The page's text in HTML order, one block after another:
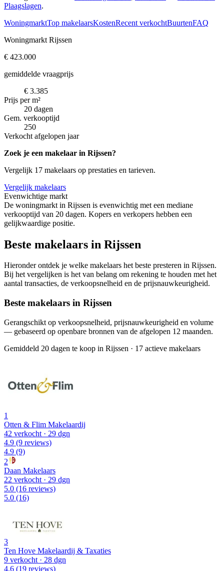
Plaagslagen.
WoningmarktTop makelaarsKostenRecent verkochtBuurtenFAQ
Woningmarkt Rijssen
€ 423.000
gemiddelde vraagprijs
€ 3.385
Prijs per m²
20 dagen
Gem. verkooptijd
250
Verkocht afgelopen jaar
Zoek je een makelaar in Rijssen?
Vergelijk 17 makelaars op prestaties en tarieven.
Vergelijk makelaars
Evenwichtige markt
De woningmarkt in Rijssen is evenwichtig met een mediane
verkooptijd van 20 dagen. Kopers en verkopers hebben een
gelijkwaardige positie.
Beste makelaars in Rijssen
Hieronder ontdek je welke makelaars het beste presteren in Rijssen.
Bij het vergelijken is het van belang om rekening te houden met het
aantal transacties, de verkoopsnelheid en de prijsnauwkeurigheid.
Beste makelaars in Rijssen
Gerangschikt op verkoopsnelheid, prijsnauwkeurigheid en volume
— gebaseerd op openbare bronnen van de afgelopen 12 maanden.
Gemiddeld 20 dagen te koop in Rijssen · 17 actieve makelaars
1
Otten & Flim Makelaardij
42 verkocht · 29 dgn
4.9 (9 reviews)
4.9 (9)
2
Daan Makelaars
22 verkocht · 29 dgn
5.0 (16 reviews)
5.0 (16)
3
Ten Hove Makelaardij & Taxaties
9 verkocht · 28 dgn
4.6 (19 reviews)